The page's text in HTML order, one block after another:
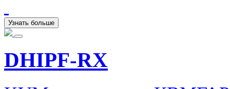
Узнать больше
DHIPF-RX